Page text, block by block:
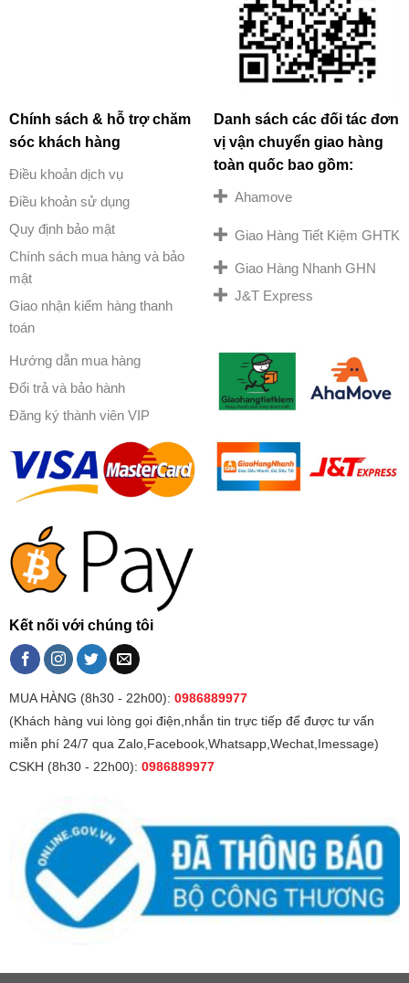
Chính sách & hỗ trợ chăm
sóc khách hàng
Điều khoản dịch vụ
Điều khoản sử dụng
Quy định bảo mật
Chính sách mua hàng và bảo
mật
Giao nhận kiểm hàng thanh
toán
Hướng dẫn mua hàng
Đổi trả và bảo hành
Đăng ký thành viên VIP
Danh sách các đối tác đơn
vị vận chuyển giao hàng
toàn quốc bao gồm:
Ahamove
Giao Hàng Tiết Kiệm GHTK
Giao Hàng Nhanh GHN
J&T Express
Kết nối với chúng tôi
MUA HÀNG (8h30 - 22h00): 0986889977
(Khách hàng vui lòng gọi điện,nhắn tin trực tiếp để được tư vấn
miễn phí 24/7 qua Zalo,Facebook,Whatsapp,Wechat,Imessage)
CSKH (8h30 - 22h00): 0986889977